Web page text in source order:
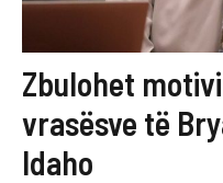
Zbulohet
vrasësve të
Idaho